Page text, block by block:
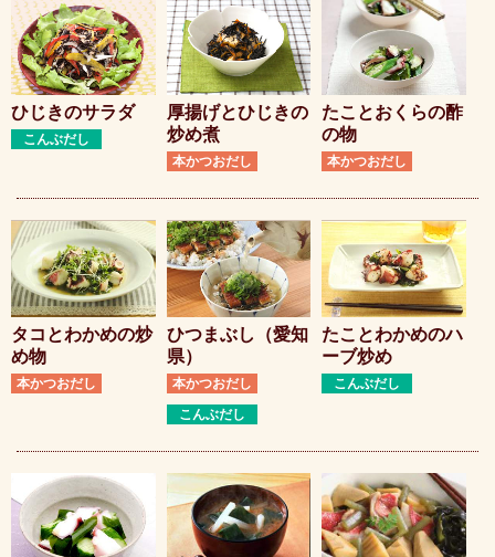
ひじきのサラダ
こんぶだし
厚揚げとひじきの
炒め煮
本かつおだし
たことおくらの酢
の物
本かつおだし
タコとわかめの炒
め物
本かつおだし
ひつまぶし（愛知
県）
本かつおだし
こんぶだし
たことわかめのハ
ーブ炒め
こんぶだし